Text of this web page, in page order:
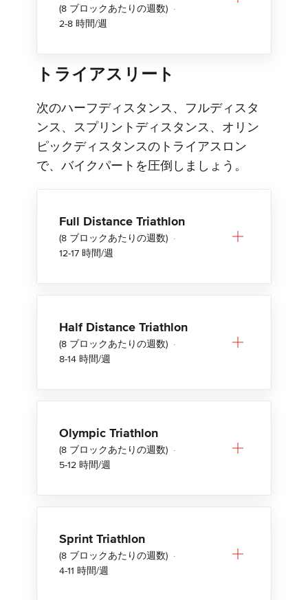
(8 ブロックあたりの週数) ·
2-8 時間/週
トライアスリート
次のハーフディスタンス、フルディスタ
ンス、スプリントディスタンス、オリン
ピックディスタンスのトライアスロン
で、バイクパートを圧倒しましょう。
Full Distance Triathlon
(8 ブロックあたりの週数) ·
12-17 時間/週
Half Distance Triathlon
(8 ブロックあたりの週数) ·
8-14 時間/週
Olympic Triathlon
(8 ブロックあたりの週数) ·
5-12 時間/週
Sprint Triathlon
(8 ブロックあたりの週数) ·
4-11 時間/週